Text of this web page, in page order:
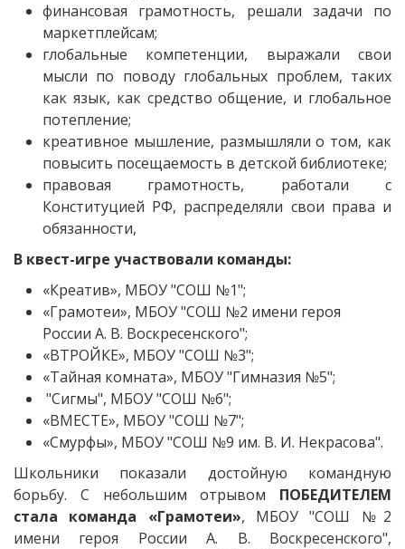
финансовая грамотность, решали задачи по
маркетплейсам;
глобальные компетенции, выражали свои
мысли по поводу глобальных проблем, таких
как язык, как средство общение, и глобальное
потепление;
креативное мышление, размышляли о том, как
повысить посещаемость в детской библиотеке;
правовая грамотность, работали с
Конституцией РФ, распределяли свои права и
обязанности,
В квест-игре участвовали команды:
«Креатив», МБОУ "СОШ №1";
«Грамотеи», МБОУ "СОШ №2 имени героя
России А. В. Воскресенского";
«ВТРОЙКЕ», МБОУ "СОШ №3";
«Тайная комната», МБОУ "Гимназия №5";
"Сигмы", МБОУ "СОШ №6";
«ВМЕСТЕ», МБОУ "СОШ №7";
«Смурфы», МБОУ "СОШ №9 им. В. И. Некрасова".
Школьники показали достойную командную
борьбу. С небольшим отрывом ПОБЕДИТЕЛЕМ
стала команда «Грамотеи», МБОУ "СОШ №2
имени героя России А. В. Воскресенского",